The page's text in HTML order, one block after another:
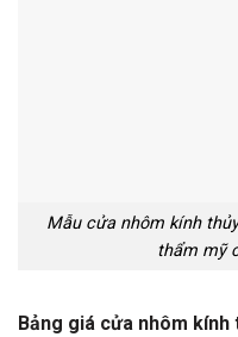
Mẫu cửa nhôm kính
thẩm mỹ
Bảng giá cửa nhôm